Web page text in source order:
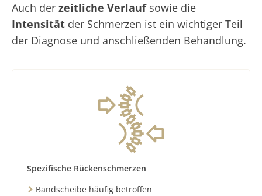
Auch der zeitliche Verlauf sowie die
Intensität der Schmerzen ist ein wichtiger Teil
der Diagnose und anschließenden Behandlung.
Spezifische Rückenschmerzen
Bandscheibe häufig betroffen